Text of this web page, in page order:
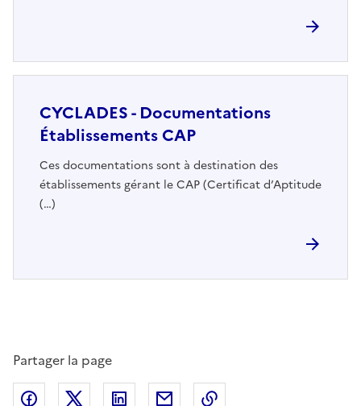
CYCLADES - Documentations
Établissements CAP
Ces documentations sont à destination des
établissements gérant le CAP (Certificat d’Aptitude
(…)
Partager la page
Partager sur Facebook
Partager sur Twitter
Partager sur LinkedIn
Partager par email